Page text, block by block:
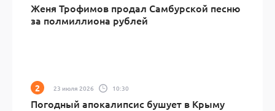
Женя Трофимов продал Самбурской песню
за полмиллиона рублей
23 июля 2026 10:30
Погодный апокалипсис бушует в Крыму